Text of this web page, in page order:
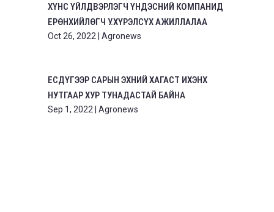
ХҮНС ҮЙЛДВЭРЛЭГЧ ҮНДЭСНИЙ КОМПАНИД
ЕРӨНХИЙЛӨГЧ У.ХҮРЭЛСҮХ АЖИЛЛАЛАА
Oct 26, 2022 Agronews
ЕСДҮГЭЭР САРЫН ЭХНИЙ ХАГАСТ ИХЭНХ
НУТГААР ХУР ТУНАДАСТАЙ БАЙНА
Sep 1, 2022 Agronews